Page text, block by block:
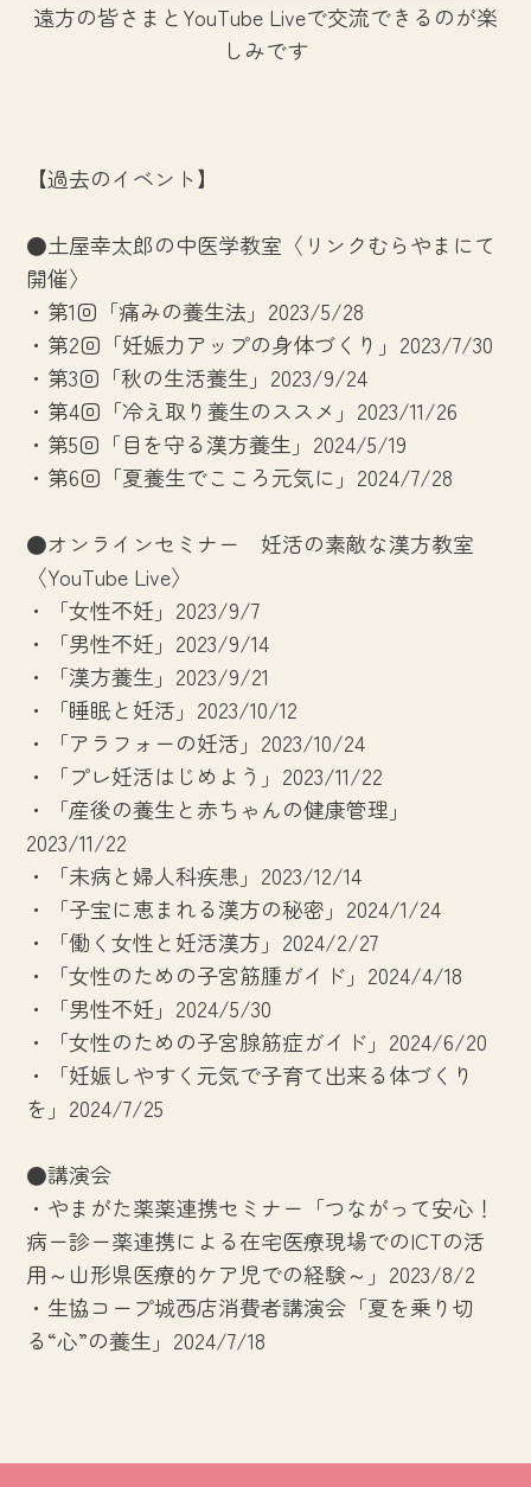
遠方の皆さまとYouTube Liveで交流できるのが楽
しみです
【過去のイベント】
●土屋幸太郎の中医学教室〈リンクむらやまにて
開催〉
・第1回「痛みの養生法」2023/5/28
・第2回「妊娠力アップの身体づくり」2023/7/30
・第3回「秋の生活養生」2023/9/24
・第4回「冷え取り養生のススメ」2023/11/26
・第5回「目を守る漢方養生」2024/5/19
・第6回「夏養生でこころ元気に」2024/7/28
●オンラインセミナー 妊活の素敵な漢方教室
〈YouTube Live〉
・「女性不妊」2023/9/7
・「男性不妊」2023/9/14
・「漢方養生」2023/9/21
・「睡眠と妊活」2023/10/12
・「アラフォーの妊活」2023/10/24
・「プレ妊活はじめよう」2023/11/22
・「産後の養生と赤ちゃんの健康管理」
2023/11/22
・「未病と婦人科疾患」2023/12/14
・「子宝に恵まれる漢方の秘密」2024/1/24
・「働く女性と妊活漢方」2024/2/27
・「女性のための子宮筋腫ガイド」2024/4/18
・「男性不妊」2024/5/30
・「女性のための子宮腺筋症ガイド」2024/6/20
・「妊娠しやすく元気で子育て出来る体づくり
を」2024/7/25
●講演会
・やまがた薬薬連携セミナー「つながって安心！
病ー診ー薬連携による在宅医療現場でのICTの活
用～山形県医療的ケア児での経験～」2023/8/2
・生協コープ城西店消費者講演会「夏を乗り切
る“心”の養生」2024/7/18